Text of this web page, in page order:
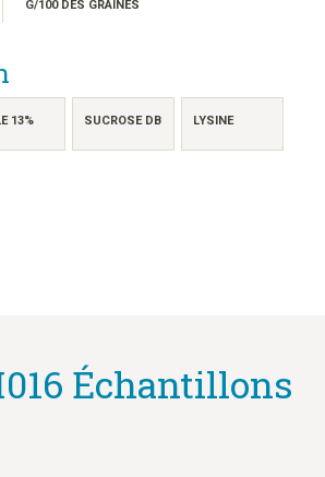
G/100 DES GRAINES
13% SUCROSE DB LYSINE
Échantillons